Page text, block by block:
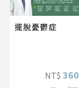
擺脫憂鬱症
NT$ 360